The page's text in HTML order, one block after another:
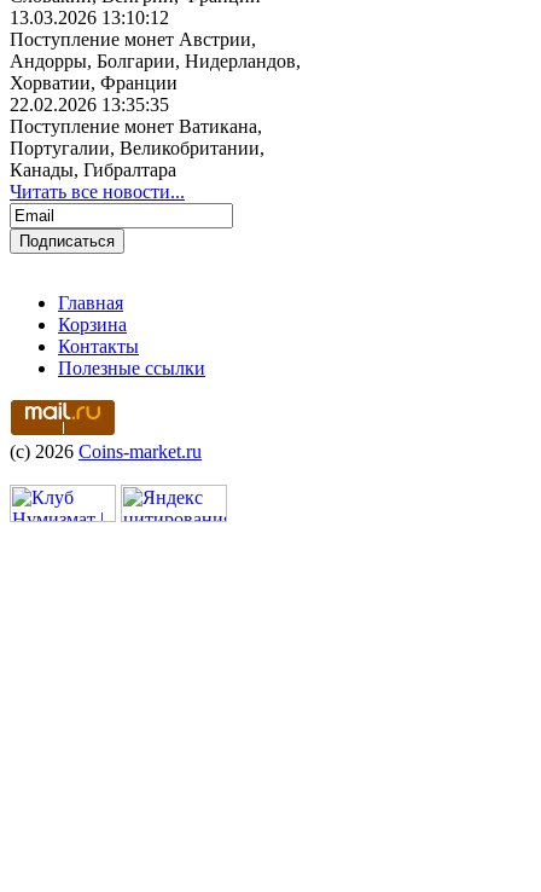
13.03.2026 13:10:12
Поступление монет Австрии,
Андорры, Болгарии, Нидерландов,
Хорватии, Франции
22.02.2026 13:35:35
Поступление монет Ватикана,
Португалии, Великобритании,
Канады, Гибралтара
Читать все новости...
Главная
Корзина
Контакты
Полезные ссылки
(c) 2026 Coins-market.ru